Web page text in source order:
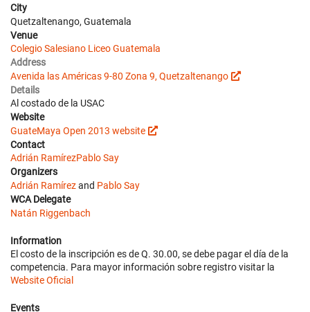
City
Quetzaltenango, Guatemala
Venue
Colegio Salesiano Liceo Guatemala
Address
Avenida las Américas 9-80 Zona 9, Quetzaltenango
Details
Al costado de la USAC
Website
GuateMaya Open 2013 website
Contact
Adrián RamírezPablo Say
Organizers
Adrián Ramírezand Pablo Say
WCA Delegate
Natán Riggenbach
Information
El costo de la inscripción es de Q. 30.00, se debe pagar el día de la
competencia. Para mayor información sobre registro visitar la
Website Oficial
Events